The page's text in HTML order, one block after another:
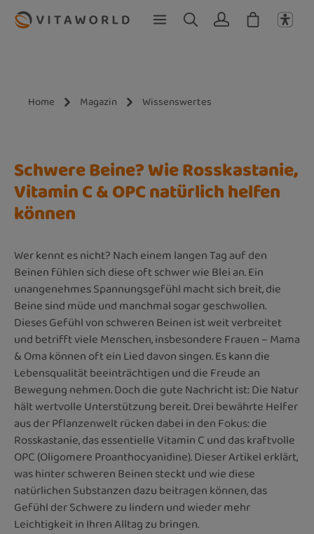
Zum Hauptinhalt springen
Home Magazin Wissenswertes
Schwere Beine? Wie Rosskastanie,
Vitamin C & OPC natürlich helfen
können
Wer kennt es nicht? Nach einem langen Tag auf den
Beinen fühlen sich diese oft schwer wie Blei an. Ein
unangenehmes Spannungsgefühl macht sich breit, die
Beine sind müde und manchmal sogar geschwollen.
Dieses Gefühl von schweren Beinen ist weit verbreitet
und betrifft viele Menschen, insbesondere Frauen – Mama
& Oma können oft ein Lied davon singen. Es kann die
Lebensqualität beeinträchtigen und die Freude an
Bewegung nehmen. Doch die gute Nachricht ist: Die Natur
hält wertvolle Unterstützung bereit. Drei bewährte Helfer
aus der Pflanzenwelt rücken dabei in den Fokus: die
Rosskastanie, das essentielle Vitamin C und das kraftvolle
OPC (Oligomere Proanthocyanidine). Dieser Artikel erklärt,
was hinter schweren Beinen steckt und wie diese
natürlichen Substanzen dazu beitragen können, das
Gefühl der Schwere zu lindern und wieder mehr
Leichtigkeit in Ihren Alltag zu bringen.